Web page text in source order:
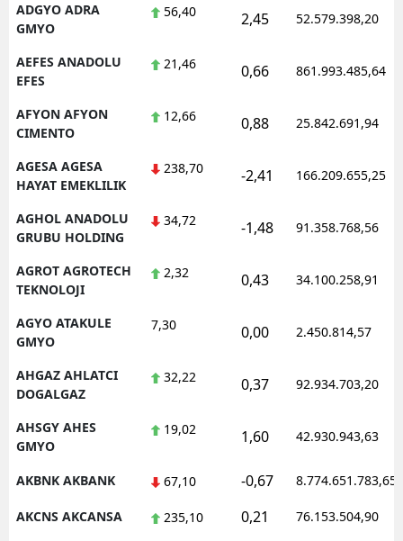
ADGYO ADRA
GMYO
56,40 2,45 52.579.398,20
AEFES ANADOLU
EFES
21,46 0,66 861.993.485,64
AFYON AFYON
CIMENTO
12,66 0,88 25.842.691,94
AGESA AGESA
HAYAT EMEKLILIK
238,70 -2,41 166.209.655,25
AGHOL ANADOLU
GRUBU HOLDING
34,72 -1,48 91.358.768,56
AGROT AGROTECH
TEKNOLOJI
2,32 0,43 34.100.258,91
AGYO ATAKULE
GMYO
7,30 0,00 2.450.814,57
AHGAZ AHLATCI
DOGALGAZ
32,22 0,37 92.934.703,20
AHSGY AHES
GMYO
19,02 1,60 42.930.943,63
AKBNK AKBANK 67,10 -0,67 8.774.651.783,65
AKCNS AKCANSA 235,10 0,21 76.153.504,90